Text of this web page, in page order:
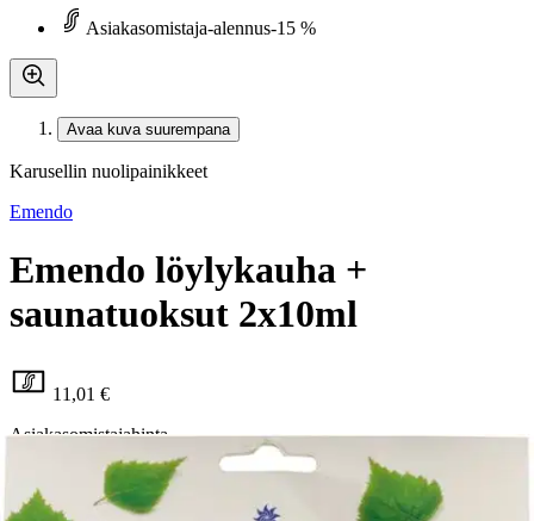
Asiakasomistaja-alennus-15 %
Avaa kuva suurempana
Karusellin nuolipainikkeet
Emendo
Emendo löylykauha +
saunatuoksut 2x10ml
11,01 €
Asiakasomistajahinta
Hinta ilman S-Etukorttia:
12,95 €